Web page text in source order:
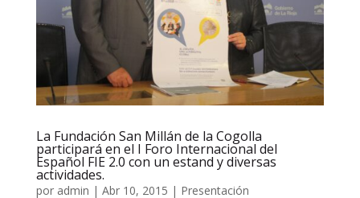
La Fundación San Millán de la Cogolla
participará en el I Foro Internacional del
Español FIE 2.0 con un estand y diversas
actividades.
por admin | Abr 10, 2015 | Presentación